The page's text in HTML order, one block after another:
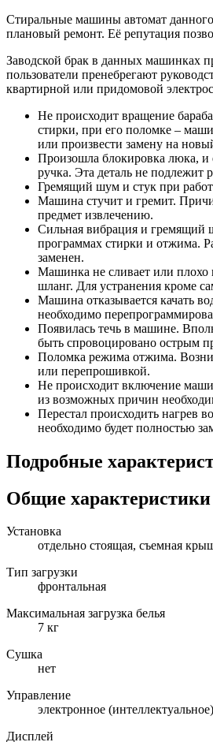
Стиральные машины автомат
плановый ремонт. Её репутация
Заводской брак в данных машинках
пользователи пренебрегают
квартирной или придомовой
Не происходит вращение
стирки, при его поломке –
или произвести замену на
Произошла блокировка люка, и
ручка. Эта деталь не подлежит
Гремящий шум и стук при
Машина стучит и гремит.
предмет извлечению.
Сильная вибрация и гремящий
программах стирки и отжима.
заменен.
Машинка не сливает или плохо
шланг. Для устранения кроме
Машина отказывается качать
необходимо
Появилась течь в машине.
быть спровоцировано острым
Поломка режима отжима.
или перепрошивкой.
Не происходит включение
из возможных причин
Перестал происходить нагрев
необходимо будет полностью
Подробные
Общие характеристики
Установка
отдельно стоящая, съемная
Тип загрузки
фронтальная
Максимальная загрузка белья
7 кг
Сушка
нет
Управление
электронное (интеллектуальное)
Дисплей